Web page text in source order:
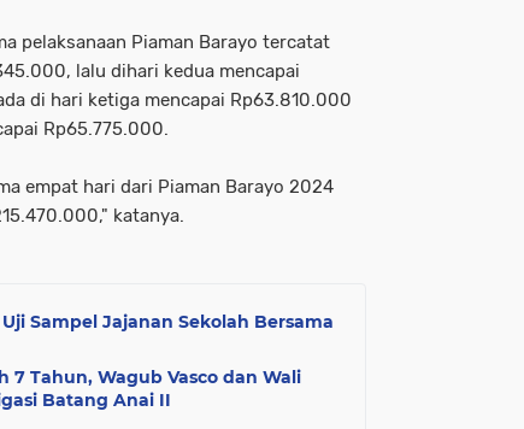
pelaksanaan Piaman Barayo tercatat
lalu dihari kedua mencapai
di hari ketiga mencapai Rp63.810.000
Rp65.775.000.
empat hari dari Piaman Barayo 2024
katanya.
Sampel Jajanan Sekolah Bersama
7 Tahun, Wagub Vasco dan Wali
Batang Anai II